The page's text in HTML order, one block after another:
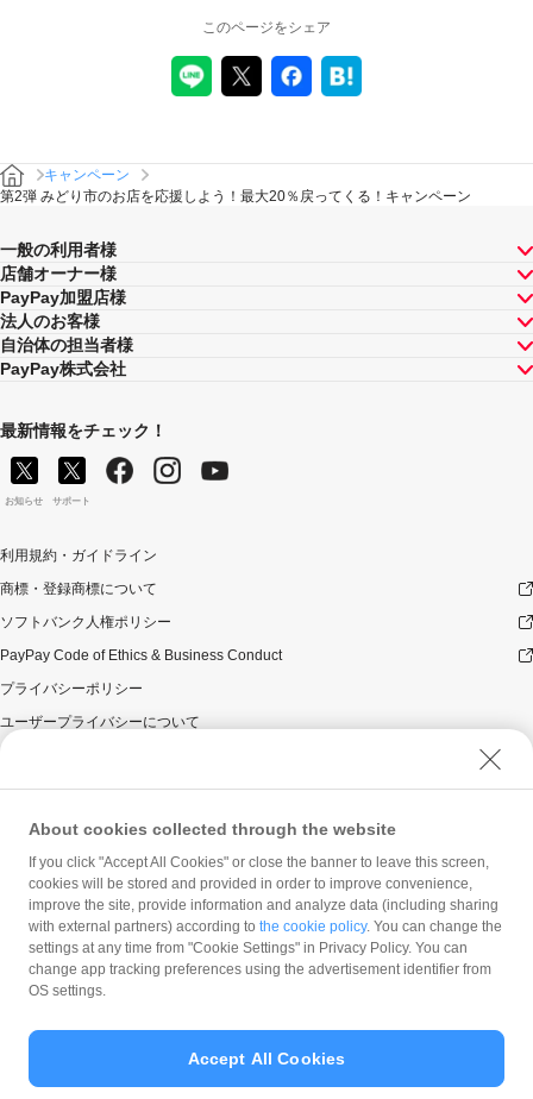
このページをシェア
キャンペーン
第2弾 みどり市のお店を応援しよう！最大20％戻ってくる！キャンペーン
一般の利用者様
店舗オーナー様
PayPay加盟店様
法人のお客様
自治体の担当者様
PayPay株式会社
最新情報をチェック！
お知らせ サポート
利用規約・ガイドライン
商標・登録商標について
ソフトバンク人権ポリシー
PayPay Code of Ethics & Business Conduct
プライバシーポリシー
ユーザープライバシーについて
ウェブサイト利用規約
反社会的勢力に対する方針
勧誘方針
マネロン等基本方針
カスタマーハラスメントに関する当社の考え方
© PayPay Corporation
About cookies collected through the website
If you click "Accept All Cookies" or close the banner to leave this screen,
cookies will be stored and provided in order to improve convenience,
improve the site, provide information and analyze data (including sharing
with external partners) according to the cookie policy. You can change the
settings at any time from "Cookie Settings" in Privacy Policy. You can
change app tracking preferences using the advertisement identifier from
OS settings.
Accept All Cookies